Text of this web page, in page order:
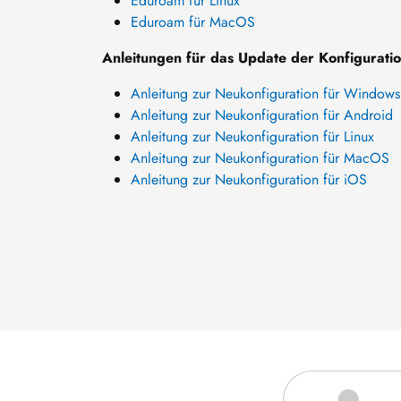
Eduroam für MacOS
Anleitungen für das Update der
Anleitung zur Neukonfiguration für Windows
Anleitung zur Neukonfiguration für Android
Anleitung zur Neukonfiguration für Linux
Anleitung zur Neukonfiguration für MacOS
Anleitung zur Neukonfiguration für iOS